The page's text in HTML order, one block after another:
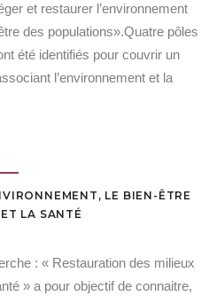
et restaurer l’environnement
des populations».Quatre pôles
été identifiés pour couvrir un
l’environnement et la
LE BIEN-ÊTRE
LA SANTÉ
: « Restauration des milieux
» a pour objectif de connaitre,